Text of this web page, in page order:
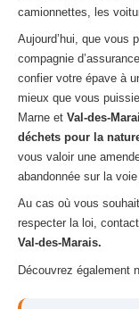
camionnettes, les
Aujourd’hui, que vous
compagnie
confier votre épave à
mieux que vous
Marne et Val-des-
déchets pour la
vous valoir une
abandonnée sur la
Au cas où vous
respecter la loi,
Val-des-Marais.
Découvrez également